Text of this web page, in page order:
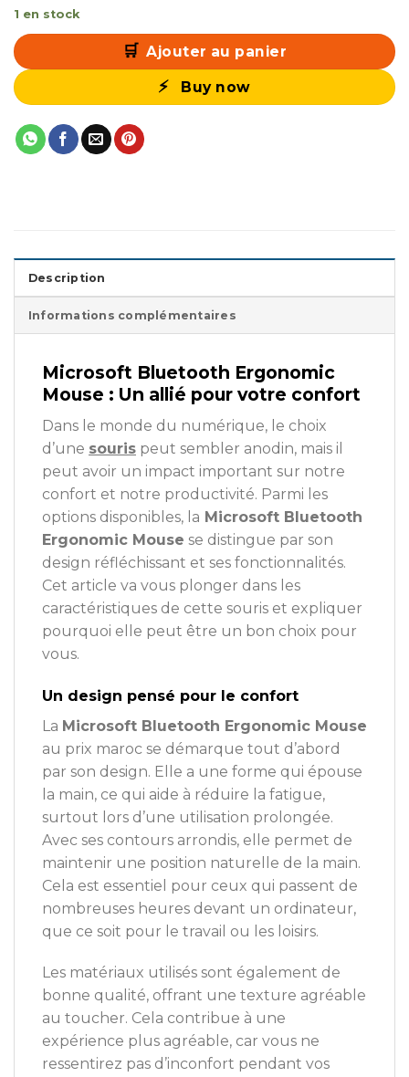
1 en stock
Ajouter au panier
Buy now
Description
Informations complémentaires
Microsoft Bluetooth Ergonomic
Mouse : Un allié pour votre confort
Dans le monde du numérique, le choix
d’une souris peut sembler anodin, mais il
peut avoir un impact important sur notre
confort et notre productivité. Parmi les
options disponibles, la Microsoft Bluetooth
Ergonomic Mouse se distingue par son
design réfléchissant et ses fonctionnalités.
Cet article va vous plonger dans les
caractéristiques de cette souris et expliquer
pourquoi elle peut être un bon choix pour
vous.
Un design pensé pour le confort
La Microsoft Bluetooth Ergonomic Mouse
au prix maroc se démarque tout d’abord
par son design. Elle a une forme qui épouse
la main, ce qui aide à réduire la fatigue,
surtout lors d’une utilisation prolongée.
Avec ses contours arrondis, elle permet de
maintenir une position naturelle de la main.
Cela est essentiel pour ceux qui passent de
nombreuses heures devant un ordinateur,
que ce soit pour le travail ou les loisirs.
Les matériaux utilisés sont également de
bonne qualité, offrant une texture agréable
au toucher. Cela contribue à une
expérience plus agréable, car vous ne
ressentirez pas d’inconfort pendant vos